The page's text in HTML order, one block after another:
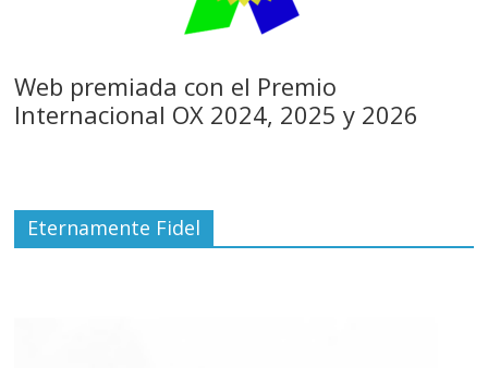
Web premiada con el Premio
Internacional OX 2024, 2025 y 2026
Eternamente Fidel